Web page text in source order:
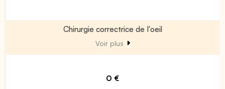
Chirurgie correctrice de l'oeil
Voir plus
0 €